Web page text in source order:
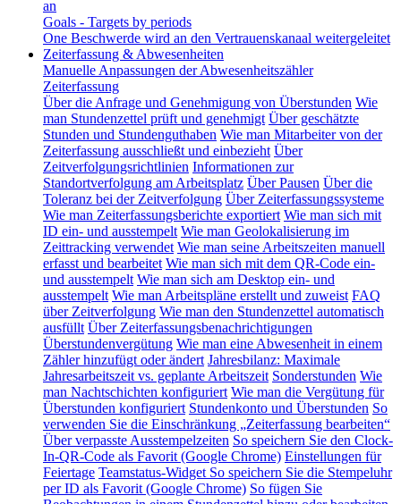
an
Goals - Targets by periods
One Beschwerde wird an den Vertrauenskanaal weitergeleitet
Zeiterfassung & Abwesenheiten
Manuelle Anpassungen der Abwesenheitszähler
Zeiterfassung
Über die Anfrage und Genehmigung von Überstunden Wie
man Stundenzettel prüft und genehmigt Über geschätzte
Stunden und Stundenguthaben Wie man Mitarbeiter von der
Zeiterfassung ausschließt und einbezieht Über
Zeitverfolgungsrichtlinien Informationen zur
Standortverfolgung am Arbeitsplatz Über Pausen Über die
Toleranz bei der Zeitverfolgung Über Zeiterfassungssysteme
Wie man Zeiterfassungsberichte exportiert Wie man sich mit
ID ein- und ausstempelt Wie man Geolokalisierung im
Zeittracking verwendet Wie man seine Arbeitszeiten manuell
erfasst und bearbeitet Wie man sich mit dem QR-Code ein-
und ausstempelt Wie man sich am Desktop ein- und
ausstempelt Wie man Arbeitspläne erstellt und zuweist FAQ
über Zeitverfolgung Wie man den Stundenzettel automatisch
ausfüllt Über Zeiterfassungsbenachrichtigungen
Überstundenvergütung Wie man eine Abwesenheit in einem
Zähler hinzufügt oder ändert Jahresbilanz: Maximale
Jahresarbeitszeit vs. geplante Arbeitszeit Sonderstunden Wie
man Nachtschichten konfiguriert Wie man die Vergütung für
Überstunden konfiguriert Stundenkonto und Überstunden So
verwenden Sie die Einschränkung „Zeiterfassung bearbeiten“
Über verpasste Ausstempelzeiten So speichern Sie den Clock-
In-QR-Code als Favorit (Google Chrome) Einstellungen für
Feiertage Teamstatus-Widget So speichern Sie die Stempeluhr
per ID als Favorit (Google Chrome) So fügen Sie